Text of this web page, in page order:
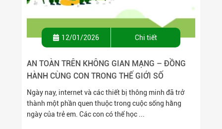
12/01/2026 Chi tiết
AN TOÀN TRÊN KHÔNG GIAN MẠNG – ĐỒNG
HÀNH CÙNG CON TRONG THẾ GIỚI SỐ
Ngày nay, internet và các thiết bị thông minh đã trở
thành một phần quen thuộc trong cuộc sống hằng
ngày của trẻ em. Các con có thể học ...